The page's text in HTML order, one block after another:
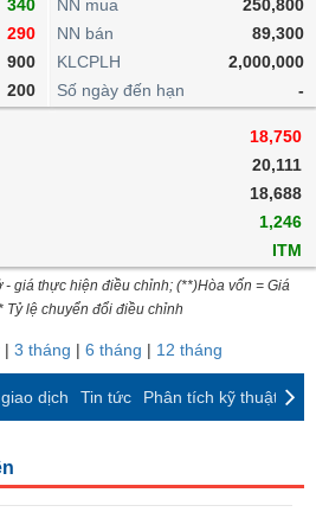
340
290
900
200
NN mua
250,800
NN bán
89,300
KLCPLH
2,000,000
Số ngày đến hạn
-
18,750
20,111
18,688
1,246
ITM
giá thực hiện điều chỉnh; (**)Hòa vốn = Giá
Tỷ lệ chuyển đổi điều chỉnh
| 3 tháng | 6 tháng | 12 tháng
dịch Tin tức Phân tích kỹ thuật